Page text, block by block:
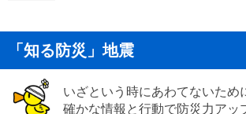
「知る防災」地震
いざという時にあわてないため
確かな情報と行動で防災力アッ